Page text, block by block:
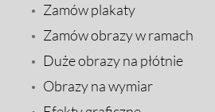
Zamów plakaty
Zamów obrazy w ramach
Duże obrazy na płótnie
Obrazy na wymiar